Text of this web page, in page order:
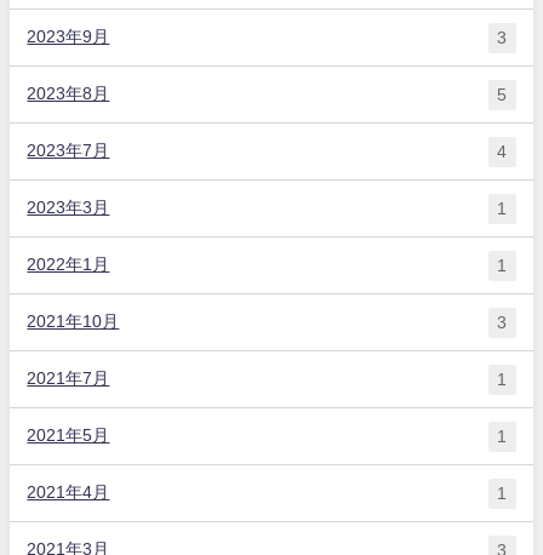
2023年9月 3
2023年8月 5
2023年7月 4
2023年3月 1
2022年1月 1
2021年10月 3
2021年7月 1
2021年5月 1
2021年4月 1
2021年3月 3